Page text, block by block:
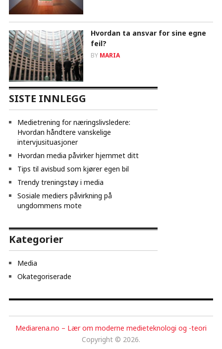
Hvordan ta ansvar for sine egne
feil?
BY MARIA
SISTE INNLEGG
Medietrening for næringslivsledere:
Hvordan håndtere vanskelige
intervjusituasjoner
Hvordan media påvirker hjemmet ditt
Tips til avisbud som kjører egen bil
Trendy treningstøy i media
Sosiale mediers påvirkning på
ungdommens mote
Kategorier
Media
Okategoriserade
Mediarena.no – Lær om moderne medieteknologi og -teori
Copyright © 2026.